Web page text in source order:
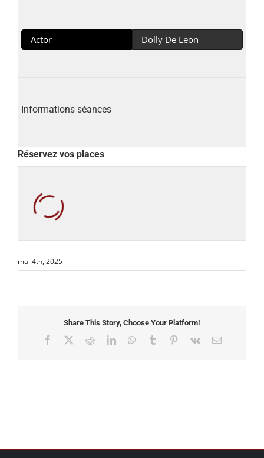
Actor Dolly De Leon
Informations séances
Réservez vos places
mai 4th, 2025
Share This Story, Choose Your Platform!
Facebook RedditLinkedInWhatsApp
Tumblr Pinterest
Vk Email